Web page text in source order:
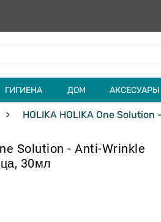
ГИГИЕНА ДОМ АКСЕСУАРЫ
HOLIKA HOLIKA One
Solution - Anti-Wrinkle
30мл